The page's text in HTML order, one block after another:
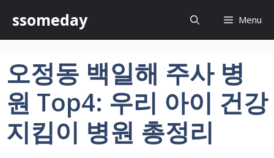
츠
너
뛰
ssomeday Menu
오정동 백일해 주사 병
원 Top4: 우리 아이 건강
지킴이 병원 총정리